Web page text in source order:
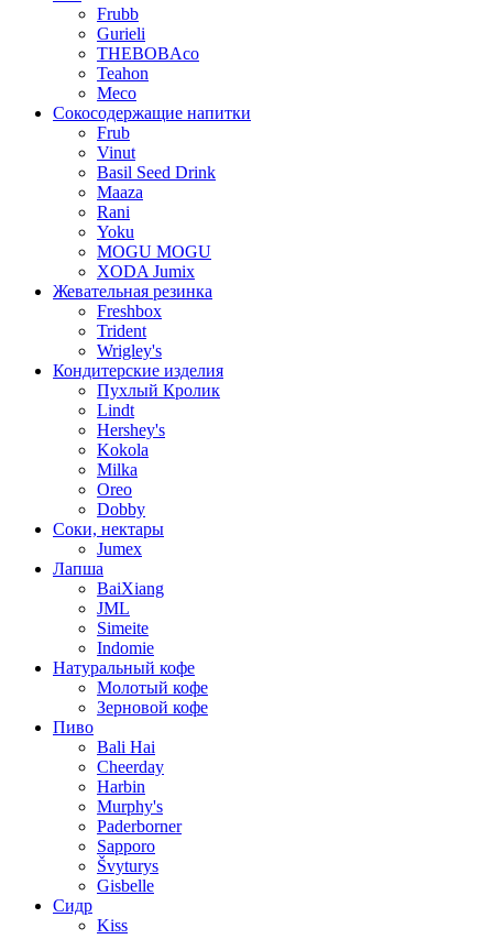
Frubb
Gurieli
THEBOBAco
Teahon
Meco
Сокосодержащие напитки
Frub
Vinut
Basil Seed Drink
Maaza
Rani
Yoku
MOGU MOGU
XODA Jumix
Жевательная резинка
Freshbox
Trident
Wrigley's
Кондитерские изделия
Пухлый Кролик
Lindt
Hershey's
Kokola
Milka
Oreo
Dobby
Соки, нектары
Jumex
Лапша
BaiXiang
JML
Simeite
Indomie
Натуральный кофе
Молотый кофе
Зерновой кофе
Пиво
Bali Hai
Cheerday
Harbin
Murphy's
Paderborner
Sapporo
Švyturys
Gisbelle
Сидр
Kiss